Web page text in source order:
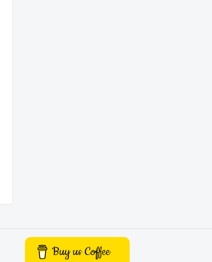
Buy us Coffee